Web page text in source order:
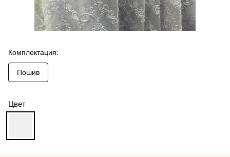
Комплектация:
Пошив
Цвет